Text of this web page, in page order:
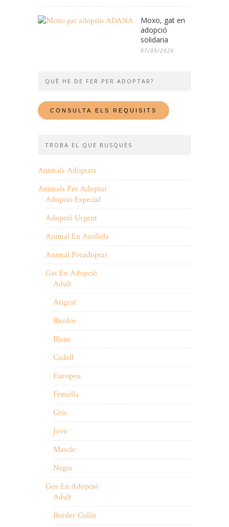
Moxo, gat en
adopció
solidaria
07/05/2026
QUÈ HE DE FER PER ADOPTAR?
TROBA EL QUE BUSQUES
Animals Adoptats
Animals Per Adoptar
Adopcio Especial
Adopció Urgent
Animal En Acollida
Animal Preadoptat
Gat En Adopció
Adult
Atigrat
Bicolor
Blanc
Cadell
Europeu
Femella
Gris
Jove
Mascle
Negre
Gos En Adopció
Adult
Border Collie